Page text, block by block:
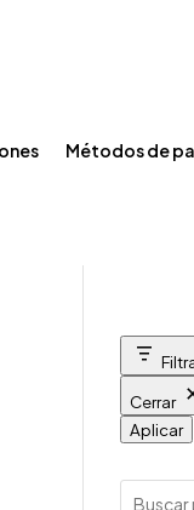
Métodos de
Cerrar
Aplicar